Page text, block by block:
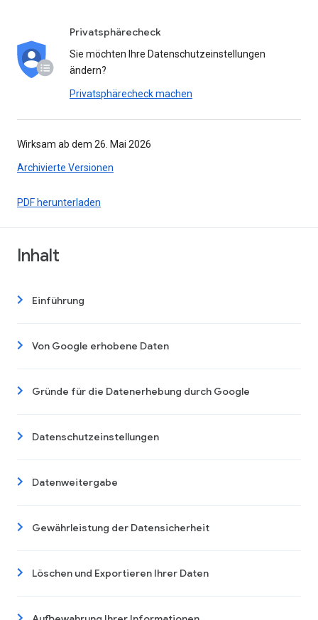
Privatsphärecheck
Sie möchten Ihre Datenschutzeinstellungen
ändern?
Privatsphärecheck machen
Wirksam ab dem 26. Mai 2026
Archivierte Versionen
PDF herunterladen
Inhalt
Einführung
Von Google erhobene Daten
Gründe für die Datenerhebung durch Google
Datenschutzeinstellungen
Datenweitergabe
Gewährleistung der Datensicherheit
Löschen und Exportieren Ihrer Daten